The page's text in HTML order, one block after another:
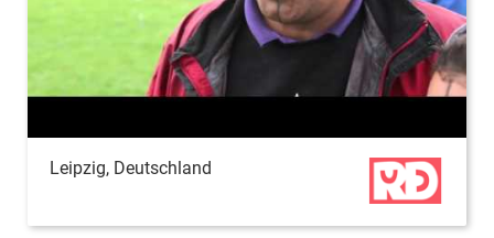
Leipzig, Deutschland